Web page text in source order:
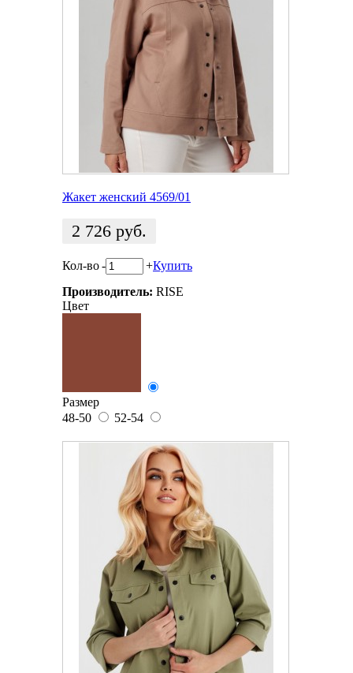
Жакет женский 4569/01
2 726 руб.
Кол-во- +Купить
Производитель: RISE
Цвет
Размер
48-50
52-54